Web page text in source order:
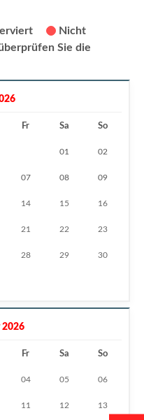
Nicht
Sie die
Fr Sa So
01 02
07 08 09
14 15 16
21 22 23
28 29 30
2026
Fr Sa So
04 05 06
11 12 13